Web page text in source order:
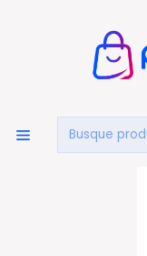
Inicio
Lámpara De